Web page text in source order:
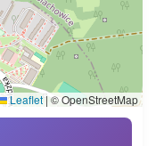
Leaflet | © OpenStreetMap